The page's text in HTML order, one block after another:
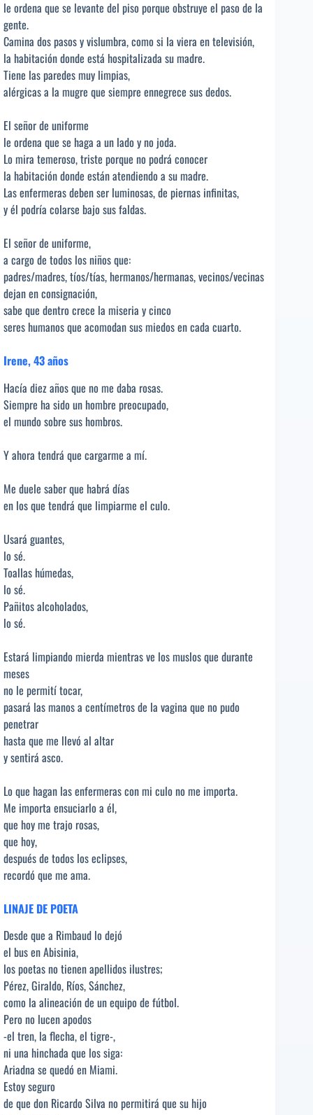
le ordena que se levante del piso porque obstruye el paso de la
gente.
Camina dos pasos y vislumbra, como si la viera en televisión,
la habitación donde está hospitalizada su madre.
Tiene las paredes muy limpias,
alérgicas a la mugre que siempre ennegrece sus dedos.
El señor de uniforme
le ordena que se haga a un lado y no joda.
Lo mira temeroso, triste porque no podrá conocer
la habitación donde están atendiendo a su madre.
Las enfermeras deben ser luminosas, de piernas infinitas,
y él podría colarse bajo sus faldas.
El señor de uniforme,
a cargo de todos los niños que:
padres/madres, tíos/tías, hermanos/hermanas, vecinos/vecinas
dejan en consignación,
sabe que dentro crece la miseria y cinco
seres humanos que acomodan sus miedos en cada cuarto.
Irene, 43 años
Hacía diez años que no me daba rosas.
Siempre ha sido un hombre preocupado,
el mundo sobre sus hombros.
Y ahora tendrá que cargarme a mí.
Me duele saber que habrá días
en los que tendrá que limpiarme el culo.
Usará guantes,
lo sé.
Toallas húmedas,
lo sé.
Pañitos alcoholados,
lo sé.
Estará limpiando mierda mientras ve los muslos que durante
meses
no le permití tocar,
pasará las manos a centímetros de la vagina que no pudo
penetrar
hasta que me llevó al altar
y sentirá asco.
Lo que hagan las enfermeras con mi culo no me importa.
Me importa ensuciarlo a él,
que hoy me trajo rosas,
que hoy,
después de todos los eclipses,
recordó que me ama.
LINAJE DE POETA
Desde que a Rimbaud lo dejó
el bus en Abisinia,
los poetas no tienen apellidos ilustres;
Pérez, Giraldo, Ríos, Sánchez,
como la alineación de un equipo de fútbol.
Pero no lucen apodos
-el tren, la flecha, el tigre-,
ni una hinchada que los siga:
Ariadna se quedó en Miami.
Estoy seguro
de que don Ricardo Silva no permitirá que su hijo